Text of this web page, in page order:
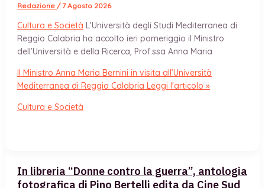
Redazione /7 Agosto 2026
Cultura e Società L’Università degli Studi Mediterranea di
Reggio Calabria ha accolto ieri pomeriggio il Ministro
dell’Università e della Ricerca, Prof.ssa Anna Maria
Il Ministro Anna Maria Bernini in visita all’Università
Mediterranea di Reggio Calabria Leggi l'articolo »
Cultura e Società
In libreria “Donne contro la guerra”, antologia
fotografica di Pino Bertelli edita da Cine Sud